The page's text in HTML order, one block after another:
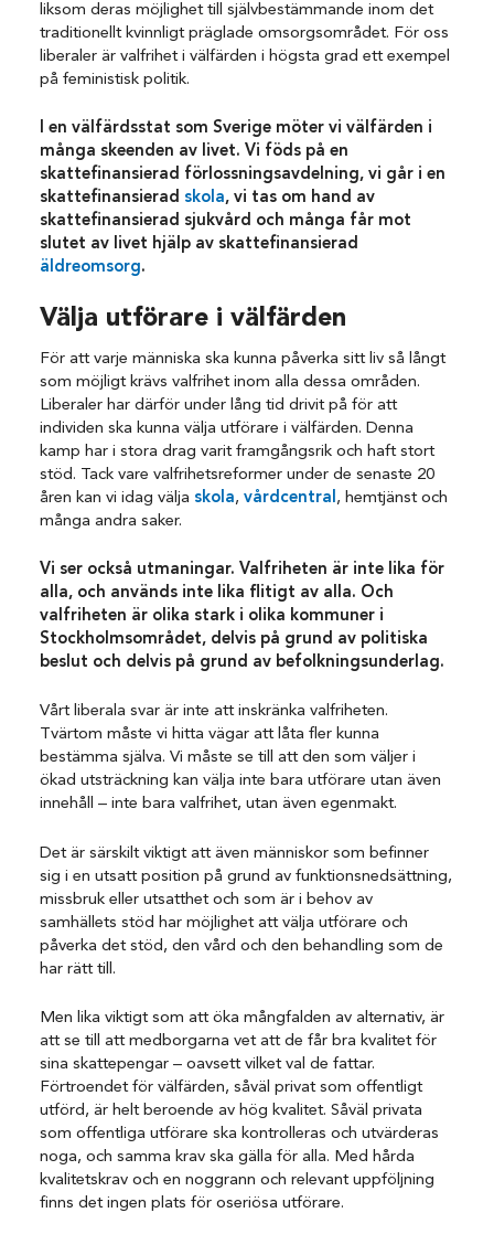
liksom deras möjlighet till självbestämmande inom det
traditionellt kvinnligt präglade omsorgsområdet. För oss
liberaler är valfrihet i välfärden i högsta grad ett exempel
på feministisk politik.
I en välfärdsstat som Sverige möter vi välfärden i
många skeenden av livet. Vi föds på en
skattefinansierad förlossningsavdelning, vi går i en
skattefinansierad skola, vi tas om hand av
skattefinansierad sjukvård och många får mot
slutet av livet hjälp av skattefinansierad
äldreomsorg.
Välja utförare i välfärden
För att varje människa ska kunna påverka sitt liv så långt
som möjligt krävs valfrihet inom alla dessa områden.
Liberaler har därför under lång tid drivit på för att
individen ska kunna välja utförare i välfärden. Denna
kamp har i stora drag varit framgångsrik och haft stort
stöd. Tack vare valfrihetsreformer under de senaste 20
åren kan vi idag välja skola,vårdcentral , hemtjänst och
många andra saker.
Vi ser också utmaningar. Valfriheten är inte lika för
alla, och används inte lika flitigt av alla. Och
valfriheten är olika stark i olika kommuner i
Stockholmsområdet, delvis på grund av politiska
beslut och delvis på grund av befolkningsunderlag.
Vårt liberala svar är inte att inskränka valfriheten.
Tvärtom måste vi hitta vägar att låta fler kunna
bestämma själva. Vi måste se till att den som väljer i
ökad utsträckning kan välja inte bara utförare utan även
innehåll – inte bara valfrihet, utan även egenmakt.
Det är särskilt viktigt att även människor som befinner
sig i en utsatt position på grund av funktionsnedsättning,
missbruk eller utsatthet och som är i behov av
samhällets stöd har möjlighet att välja utförare och
påverka det stöd, den vård och den behandling som de
har rätt till.
Men lika viktigt som att öka mångfalden av alternativ, är
att se till att medborgarna vet att de får bra kvalitet för
sina skattepengar – oavsett vilket val de fattar.
Förtroendet för välfärden, såväl privat som offentligt
utförd, är helt beroende av hög kvalitet. Såväl privata
som offentliga utförare ska kontrolleras och utvärderas
noga, och samma krav ska gälla för alla. Med hårda
kvalitetskrav och en noggrann och relevant uppföljning
finns det ingen plats för oseriösa utförare.